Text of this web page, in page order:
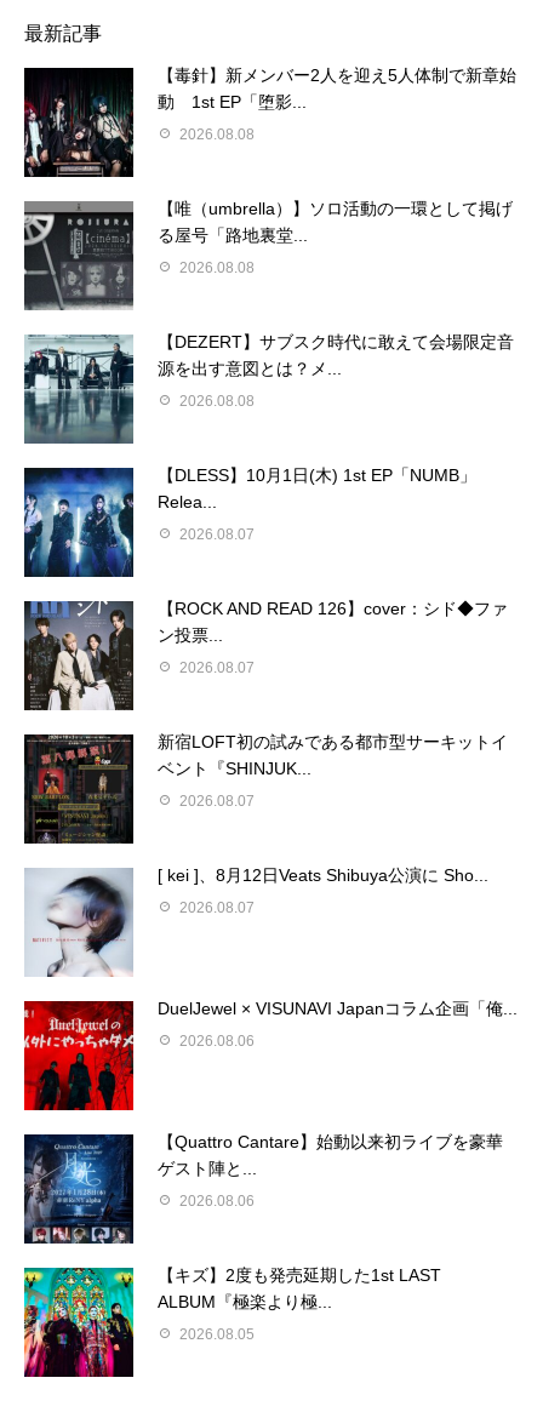
最新記事
【毒針】新メンバー2人を迎え5人体制で新章始
動 1st EP「堕影...
2026.08.08
【唯（umbrella）】ソロ活動の一環として掲げ
る屋号「路地裏堂...
2026.08.08
【DEZERT】サブスク時代に敢えて会場限定音
源を出す意図とは？メ...
2026.08.08
【DLESS】10月1日(木) 1st EP「NUMB」
Relea...
2026.08.07
【ROCK AND READ 126】cover：シド◆ファ
ン投票...
2026.08.07
新宿LOFT初の試みである都市型サーキットイ
ベント『SHINJUK...
2026.08.07
[ kei ]、8月12日Veats Shibuya公演に Sho...
2026.08.07
DuelJewel × VISUNAVI Japanコラム企画「俺...
2026.08.06
【Quattro Cantare】始動以来初ライブを豪華
ゲスト陣と...
2026.08.06
【キズ】2度も発売延期した1st LAST
ALBUM『極楽より極...
2026.08.05